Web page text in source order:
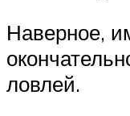
Наверное,
ловлей.